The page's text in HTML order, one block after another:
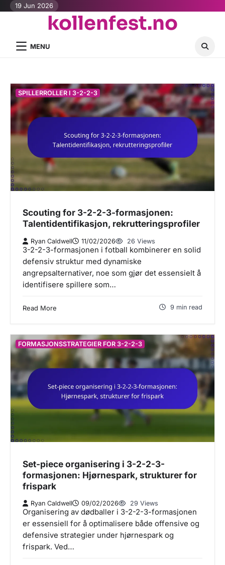
Skip19 Jun 2026
kollenfest.no
MENU
SPILLERROLLER I 3-2-2-3
Scouting for 3-2-2-3-formasjonen:
Talentidentifikasjon, rekrutteringsprofiler
Ryan Caldwell 11/02/2026 26 Views
3-2-2-3-formasjonen i fotball kombinerer en solid
defensiv struktur med dynamiske
angrepsalternativer, noe som gjør det essensielt å
identifisere spillere som…
Read More 9 min read
FORMASJONSSTRATEGIER FOR 3-2-2-3
Set-piece organisering i 3-2-2-3-
formasjonen: Hjørnespark, strukturer for
frispark
Ryan Caldwell 09/02/2026 29 Views
Organisering av dødballer i 3-2-2-3-formasjonen
er essensiell for å optimalisere både offensive og
defensive strategier under hjørnespark og
frispark. Ved…